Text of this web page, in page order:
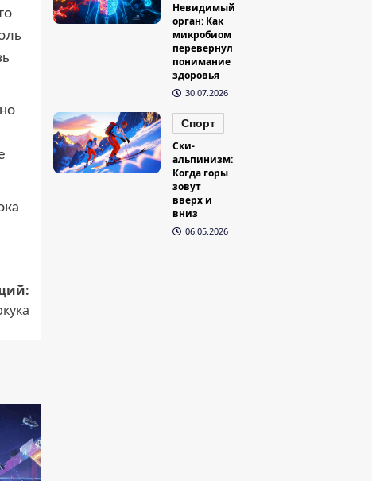
Невидимый
орган: Как
микробиом
перевернул
понимание
здоровья
30.07.2026
Спорт
Ски-
альпинизм:
Когда горы
зовут
вверх и
вниз
06.05.2026